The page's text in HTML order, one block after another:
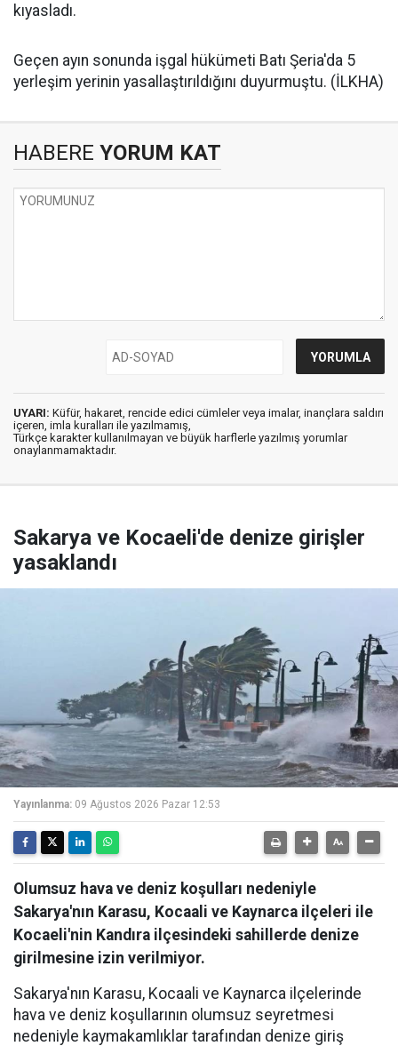
kıyasladı.
Geçen ayın sonunda işgal hükümeti Batı Şeria'da 5
yerleşim yerinin yasallaştırıldığını duyurmuştu. (İLKHA)
HABERE YORUM KAT
UYARI: Küfür, hakaret, rencide edici cümleler veya imalar, inançlara saldırı
içeren, imla kuralları ile yazılmamış,
Türkçe karakter kullanılmayan ve büyük harflerle yazılmış yorumlar
onaylanmamaktadır.
Sakarya ve Kocaeli'de denize girişler
yasaklandı
Yayınlanma: 09 Ağustos 2026 Pazar 12:53
Olumsuz hava ve deniz koşulları nedeniyle
Sakarya'nın Karasu, Kocaali ve Kaynarca ilçeleri ile
Kocaeli'nin Kandıra ilçesindeki sahillerde denize
girilmesine izin verilmiyor.
Sakarya'nın Karasu, Kocaali ve Kaynarca ilçelerinde
hava ve deniz koşullarının olumsuz seyretmesi
nedeniyle kaymakamlıklar tarafından denize giriş